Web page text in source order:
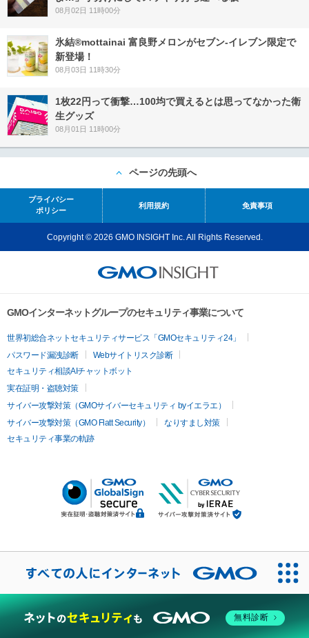
08月02日 11時00分
氷結®mottainai 富良野メロンがセブン‐イレブン限定で
新登場！
08月03日 11時30分
1枚22円って衝撃…100均で買えるとは思ってなかった衛
生グッズ
08月01日 11時00分
ページの先頭へ
プライバシー
ポリシー
利用規約 免責事項
Copyright © 2026 GMO INSIGHT Inc. All Rights Reserved.
GMOインターネットグループのセキュリティ事業について
世界初総合ネットセキュリティサービス「GMOセキュリティ24」
パスワード漏洩診断
Webサイトリスク診断
セキュリティ相談AIチャットボット
実在証明・盗聴対策
サイバー攻撃対策（GMOサイバーセキュリティ byイエラエ）
サイバー攻撃対策（GMO Flatt Security）
なりすまし対策
セキュリティ事業の軌跡
無料診断